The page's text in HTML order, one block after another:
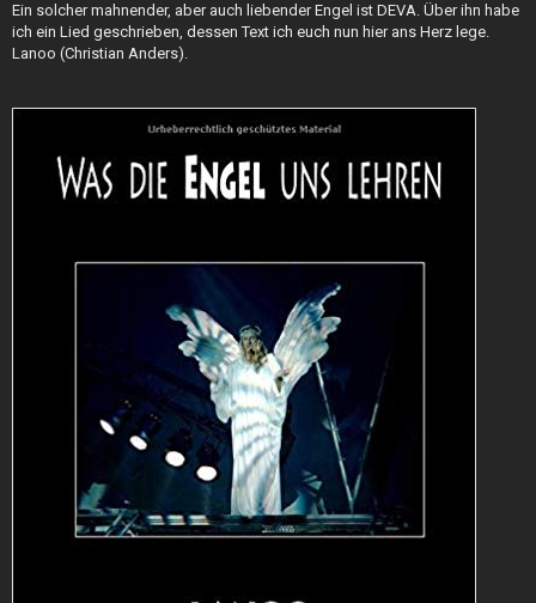
Ein solcher mahnender, aber auch liebender Engel ist DEVA. Über ihn habe
ich ein Lied geschrieben, dessen Text ich euch nun hier ans Herz lege.
Lanoo (Christian Anders).